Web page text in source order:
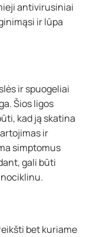
antivirusiniai
ir lūpa
ir spuogeliai
Šios ligos
kad ją skatina
ir
simptomus
gali būti
bet kuriame